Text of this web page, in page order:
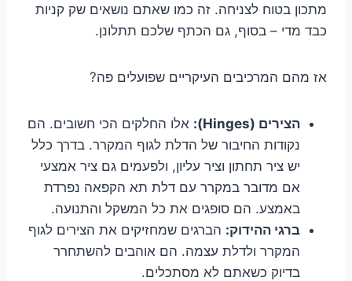
מתכון בטוח לצניחה. זה כמו שאתם נושאים שק קניות
כבד מדי – בסוף, גם הכתף שלכם תתלונן.
אז מהם המרכיבים העיקריים שפועלים פה?
הצירים (Hinges):
אלו החלקים הכי חשובים. הם
נקודות החיבור של הדלת לגוף המקרר. בדרך כלל
יש ציר תחתון וציר עליון, ולפעמים גם ציר אמצעי
אם מדובר במקרר עם דלת תא הקפאה נפרדת
באמצע. הם סופגים את כל המשקל והתנועה.
ברגי ההידוק: הברגים שמחזיקים את הצירים לגוף
המקרר ולדלת עצמה. הם אוהבים להשתחרר
בדיוק כשאתם לא מסתכלים.